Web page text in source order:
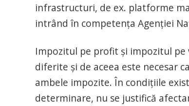
infrastructuri, de ex. platforme
intrând în competența Agenției
Impozitul pe profit și impozitul
diferite și de aceea este necesar
ambele impozite. În condițiile
determinare, nu se justifică